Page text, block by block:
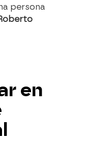
persona
en